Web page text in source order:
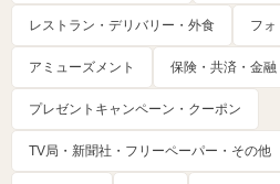
レストラン・デリバリー・外食 フ
アミューズメント 保険・共済・金融
プレゼントキャンペーン・クーポン
TV局・新聞社・フリーペーパー・その他